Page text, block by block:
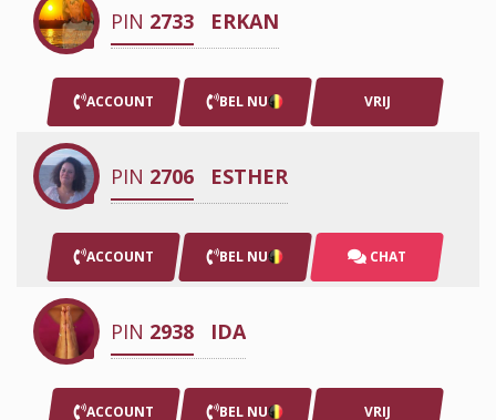
PIN 2733 ERKAN
ACCOUNT BEL NU VRIJ
PIN 2706 ESTHER
ACCOUNT BEL NU CHAT
PIN 2938 IDA
ACCOUNT BEL NU VRIJ